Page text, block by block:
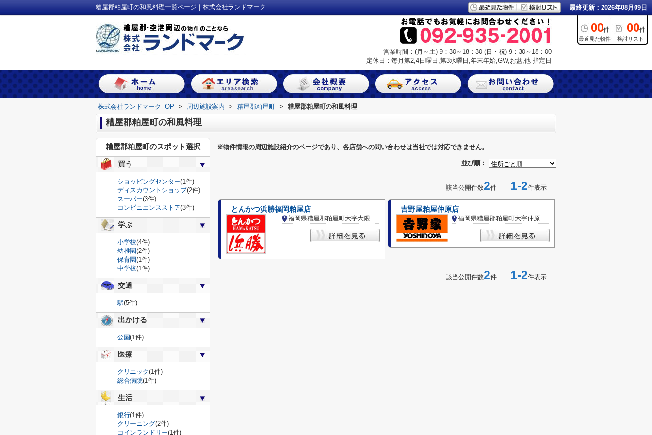
糟屋郡粕屋町の和風料理一覧ページ｜株式会社ランドマーク 最終更新：2026年08月09日
00件
最近見た物件
00件
検討リスト
営業時間：(月～土) 9：30～18：30 (日・祝) 9：30～18：00
定休日：毎月第2,4日曜日,第3水曜日,年末年始,GW,お盆,他 指定日
株式会社ランドマークTOP > 周辺施設案内 > 糟屋郡粕屋町 > 糟屋郡粕屋町の和風料理
糟屋郡粕屋町の和風料理
※物件情報の周辺施設紹介のページであり、各店舗への問い合わせは当社では対応できません。
並び順：
該当公開件数2件 1-2件表示
とんかつ浜勝福岡粕屋店
福岡県糟屋郡粕屋町大字大隈
吉野屋粕屋仲原店
福岡県糟屋郡粕屋町大字仲原
該当公開件数2件 1-2件表示
糟屋郡粕屋町のスポット選択
買う
ショッピングセンター(1件)
ディスカウントショップ(2件)
スーパー(3件)
コンビニエンスストア(3件)
学ぶ
小学校(4件)
幼稚園(2件)
保育園(1件)
中学校(1件)
交通
駅(5件)
出かける
公園(1件)
医療
クリニック(1件)
総合病院(1件)
生活
銀行(1件)
クリーニング(2件)
コインランドリー(1件)